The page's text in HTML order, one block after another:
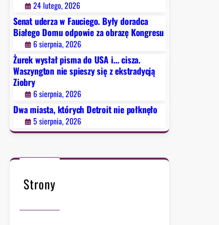
o
f
r
ą
ł
z
w
24 lutego, 2026
Senat uderza w Fauciego. Były doradca
Białego Domu odpowie za obrazę Kongresu
6 sierpnia, 2026
Żurek wysłał pisma do USA i… cisza.
Waszyngton nie spieszy się z ekstradycją
Ziobry
6 sierpnia, 2026
Dwa miasta, których Detroit nie połknęło
5 sierpnia, 2026
Strony